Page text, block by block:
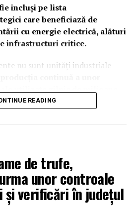
incluși pe lista
care beneficiază de
cu energie electrică, alături
infrastructuri critice.
nu sunt unități industriale
de spitalele din toată țara
indispensabilă pentru
de fabricație
cu standardele europene de
(GMP).
cu energie electrică, chiar și
poate compromite procese
poate conduce la
de medicamente și materii
READING
de trufe,
unor controale
și verificări în județul